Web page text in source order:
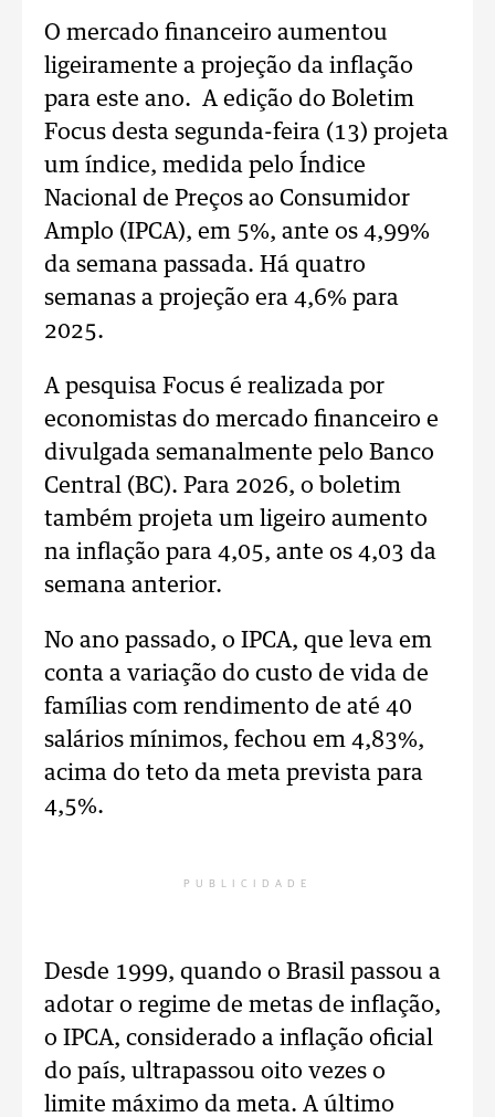
O mercado financeiro aumentou
ligeiramente a projeção da inflação
para este ano. A edição do Boletim
Focus desta segunda-feira (13) projeta
um índice, medida pelo Índice
Nacional de Preços ao Consumidor
Amplo (IPCA), em 5%, ante os 4,99%
da semana passada. Há quatro
semanas a projeção era 4,6% para
2025.
A pesquisa Focus é realizada por
economistas do mercado financeiro e
divulgada semanalmente pelo Banco
Central (BC). Para 2026, o boletim
também projeta um ligeiro aumento
na inflação para 4,05, ante os 4,03 da
semana anterior.
No ano passado, o IPCA, que leva em
conta a variação do custo de vida de
famílias com rendimento de até 40
salários mínimos, fechou em 4,83%,
acima do teto da meta prevista para
4,5%.
PUBLICIDADE
Desde 1999, quando o Brasil passou a
adotar o regime de metas de inflação,
o IPCA, considerado a inflação oficial
do país, ultrapassou oito vezes o
limite máximo da meta. A último